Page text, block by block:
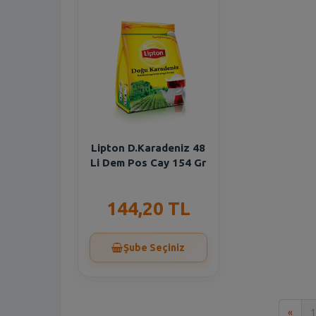
Lipton D.Karadeniz 48
Li Dem Pos Cay 154 Gr
144,20 TL
Şube Seçiniz
« 1